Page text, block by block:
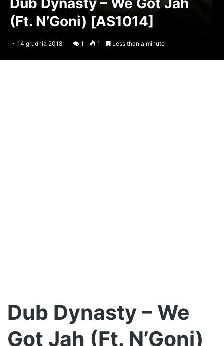
(Ft. N’Goni) [AS1014]
14 grudnia 2018 1 1 Less than a minute
Dub Dynasty – We
Got Jah (Ft. N’Goni)